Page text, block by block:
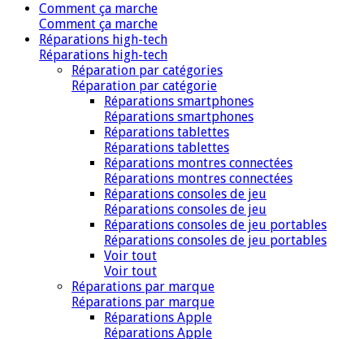
Comment ça marche
Comment ça marche
Réparations high-tech
Réparations high-tech
Réparation par catégories
Réparation par catégorie
Réparations smartphones
Réparations smartphones
Réparations tablettes
Réparations tablettes
Réparations montres connectées
Réparations montres connectées
Réparations consoles de jeu
Réparations consoles de jeu
Réparations consoles de jeu portables
Réparations consoles de jeu portables
Voir tout
Voir tout
Réparations par marque
Réparations par marque
Réparations Apple
Réparations Apple